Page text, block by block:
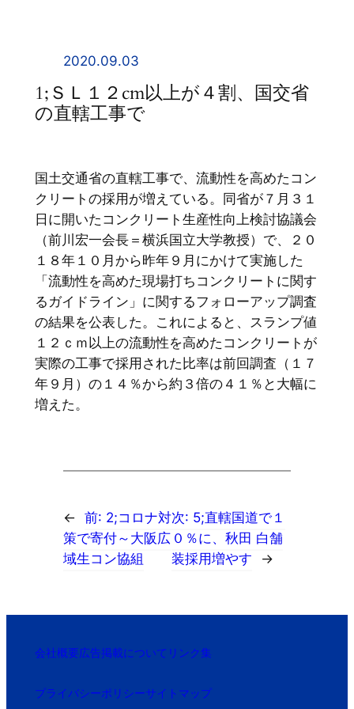
2020.09.03
1;ＳＬ１２cm以上が４割、国交省
の直轄工事で
国土交通省の直轄工事で、流動性を高めたコン
クリートの採用が増えている。同省が７月３１
日に開いたコンクリート生産性向上検討協議会
（前川宏一会長＝横浜国立大学教授）で、２０
１８年１０月から昨年９月にかけて実施した
「流動性を高めた現場打ちコンクリートに関す
るガイドライン」に関するフォローアップ調査
の結果を公表した。これによると、スランプ値
１２ｃｍ以上の流動性を高めたコンクリートが
実際の工事で採用された比率は前回調査（１７
年９月）の１４％から約３倍の４１％と大幅に
増えた。
← 前: 2;コロナ対
策で寄付～大阪広
域生コン協組
次: 5;直轄国道で１
０％に、秋田 白舗
装採用増やす
→
会社概要広告掲載について リンク集
プライバシーポリシーサイトマップ